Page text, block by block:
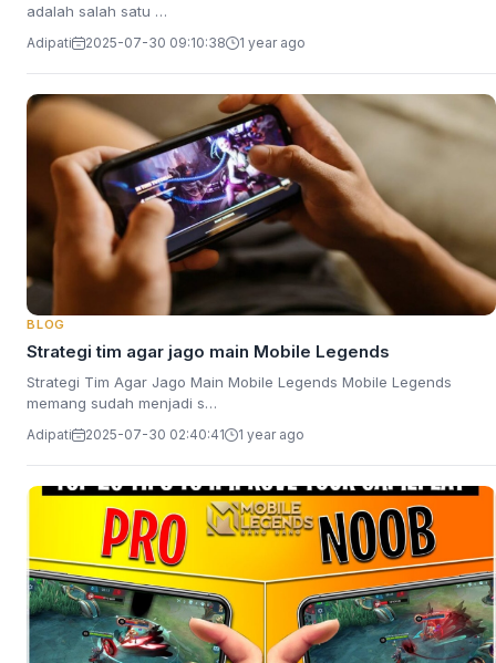
adalah salah satu …
Adipati 2025-07-30 09:10:38 1 year ago
BLOG
Strategi tim agar jago main Mobile Legends
Strategi Tim Agar Jago Main Mobile Legends Mobile Legends
memang sudah menjadi s…
Adipati 2025-07-30 02:40:41 1 year ago